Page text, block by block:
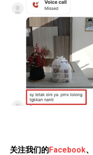
关注我们的Facebook、